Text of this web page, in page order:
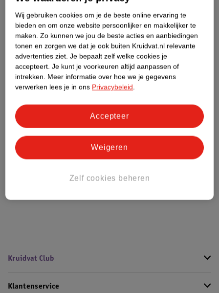
Etiketinformatie
Nature Impact Score
Dit product heeft (nog) geen Nature
Impact Score.
Meer informatie
Bestel & Bezorginformatie
Bekijk ook
Kruidvat Club
Klantenservice
Wij gebruiken cookies om je de beste online ervaring te
bieden en om onze website persoonlijker en makkelijker te
maken. Zo kunnen we jou de beste acties en aanbiedingen
tonen en zorgen we dat je ook buiten Kruidvat.nl relevante
advertenties ziet. Je bepaalt zelf welke cookies je
accepteert. Je kunt je voorkeuren altijd aanpassen of
intrekken. Meer informatie over hoe we je gegevens
verwerken lees je in ons Privacybeleid.
Zelf cookies beheren
Weigeren
Accepteer